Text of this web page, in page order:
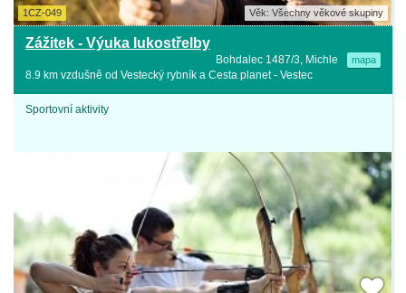
1CZ-049 Věk: Všechny věkové skupiny
Zážitek - Výuka lukostřelby
Bohdalec 1487/3, Michle mapa
8.9 km vzdušně od Vestecký rybník a Cesta planet - Vestec
Sportovní aktivity